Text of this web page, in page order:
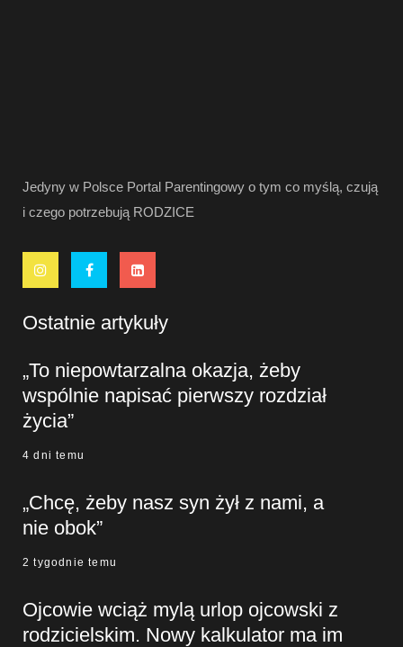
Jedyny w Polsce Portal Parentingowy o tym co myślą, czują
i czego potrzebują RODZICE
Ostatnie artykuły
„To niepowtarzalna okazja, żeby
wspólnie napisać pierwszy rozdział
życia”
4 dni temu
„Chcę, żeby nasz syn żył z nami, a
nie obok”
2 tygodnie temu
Ojcowie wciąż mylą urlop ojcowski z
rodzicielskim. Nowy kalkulator ma im